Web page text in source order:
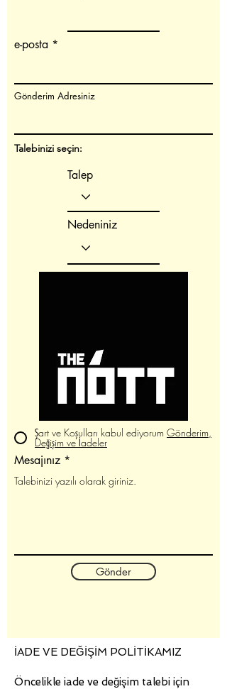
e-posta
Gönderim Adresiniz
Talebinizi seçin:
Talep
Nedeniniz
Şart ve Koşulları kabul ediyorum Gönderim,
Değişim ve İadeler
Mesajınız
Gönder
İADE VE DEĞİŞİM POLİTİKAMIZ
Öncelikle iade ve değişim talebi için